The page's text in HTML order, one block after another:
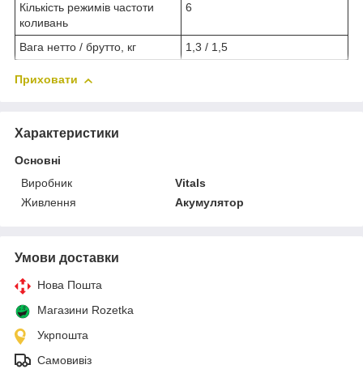
Кількість режимів частоти
коливань
6
Вага нетто / брутто, кг 1,3 / 1,5
Приховати
Характеристики
Основні
Виробник
Vitals
Живлення
Акумулятор
Умови доставки
Нова Пошта
Магазини Rozetka
Укрпошта
Самовивіз